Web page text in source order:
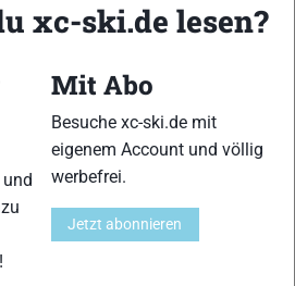
Portal mit aktuellen
Langlauf
noch über deine Lieblingssportarten
oder Profi-Sportler, wir haben
dich! Du kannst uns jederzeit über
xc-ski.de lesen?
!
Mit Abo
Besuche xc-ski.de mit
eigenem Account und völlig
werbefrei.
Jetzt abonnieren